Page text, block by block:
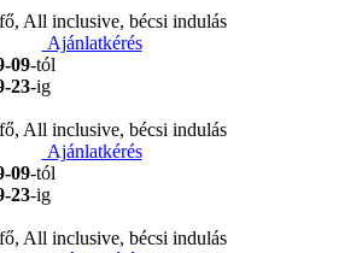
All inclusive, bécsi indulás
Ajánlatkérés
09-tól
23-ig
All inclusive, bécsi indulás
Ajánlatkérés
09-tól
23-ig
All inclusive, bécsi indulás